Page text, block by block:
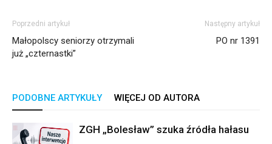
Poprzedni artykuł
Małopolscy seniorzy otrzymali
już „czternastki”
Następny artykuł
PO nr 1391
PODOBNE ARTYKUŁY WIĘCEJ OD AUTORA
ZGH „Bolesław” szuka źródła hałasu